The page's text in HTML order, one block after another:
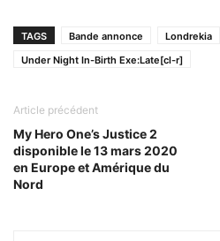
TAGS Bande annonce Londrekia
Under Night In-Birth Exe:Late[cl-r]
Article précédent
My Hero One’s Justice 2
disponible le 13 mars 2020
en Europe et Amérique du
Nord